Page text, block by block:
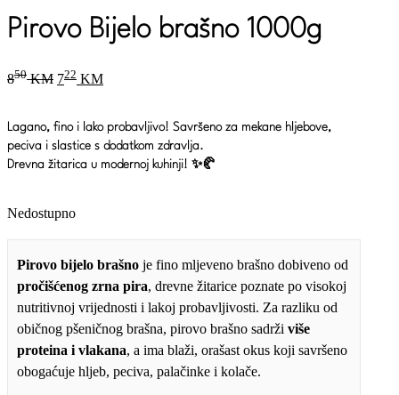
Pirovo Bijelo brašno 1000g
850 KM Original
price
850 KM.
722 KMCurrent
price
722 KM.
Lagano, fino i lako probavljivo! Savršeno za mekane hljebove,
peciva i slastice s dodatkom zdravlja.
Drevna žitarica u modernoj kuhinji! ✨🥐
Nedostupno
Pirovo bijelo brašno je fino mljeveno brašno dobiveno od
pročišćenog zrna pira, drevne žitarice poznate po visokoj
nutritivnoj vrijednosti i lakoj probavljivosti. Za razliku od
običnog pšeničnog brašna, pirovo brašno sadrži više
proteina i vlakana, a ima blaži, orašast okus koji savršeno
obogaćuje hljeb, peciva, palačinke i kolače.